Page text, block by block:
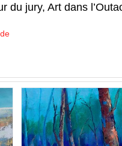
du jury, Art dans